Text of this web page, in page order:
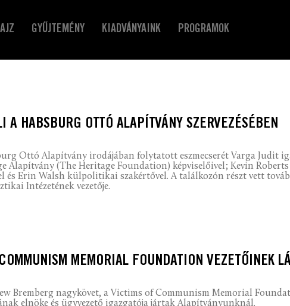
GYŰJTEMÉNY KIADVÁNYAINK PROGRAMOK
A HABSBURG OTTÓ ALAPÍTVÁNY SZERVEZÉSÉBEN
Ottó Alapítvány irodájában folytatott eszmecserét Varga Judit
Alapítvány (The Heritage Foundation) képviselőivel; Kevin Roberts
és Erin Walsh külpolitikai szakértővel. A találkozón részt vett
Intézetének vezetője.
MEMORIAL FOUNDATION VEZETŐINEK
Bremberg nagykövet, a Victims of Communism Memorial
elnöke és ügyvezető igazgatója jártak Alapítványunknál.